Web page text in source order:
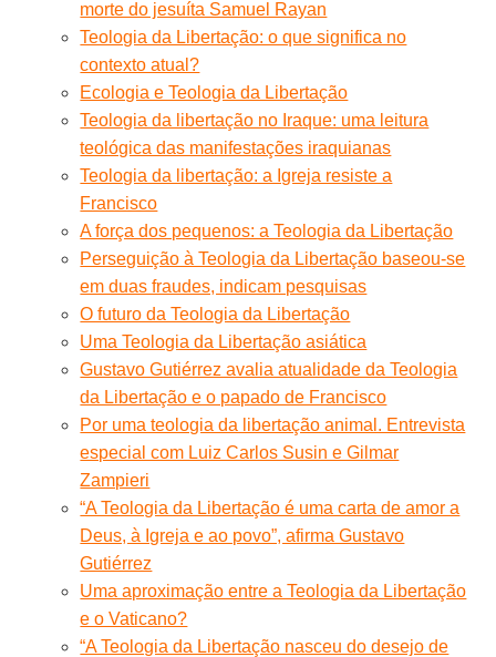
morte do jesuíta Samuel Rayan
Teologia da Libertação: o que significa no
contexto atual?
Ecologia e Teologia da Libertação
Teologia da libertação no Iraque: uma leitura
teológica das manifestações iraquianas
Teologia da libertação: a Igreja resiste a
Francisco
A força dos pequenos: a Teologia da Libertação
Perseguição à Teologia da Libertação baseou-se
em duas fraudes, indicam pesquisas
O futuro da Teologia da Libertação
Uma Teologia da Libertação asiática
Gustavo Gutiérrez avalia atualidade da Teologia
da Libertação e o papado de Francisco
Por uma teologia da libertação animal. Entrevista
especial com Luiz Carlos Susin e Gilmar
Zampieri
“A Teologia da Libertação é uma carta de amor a
Deus, à Igreja e ao povo”, afirma Gustavo
Gutiérrez
Uma aproximação entre a Teologia da Libertação
e o Vaticano?
“A Teologia da Libertação nasceu do desejo de